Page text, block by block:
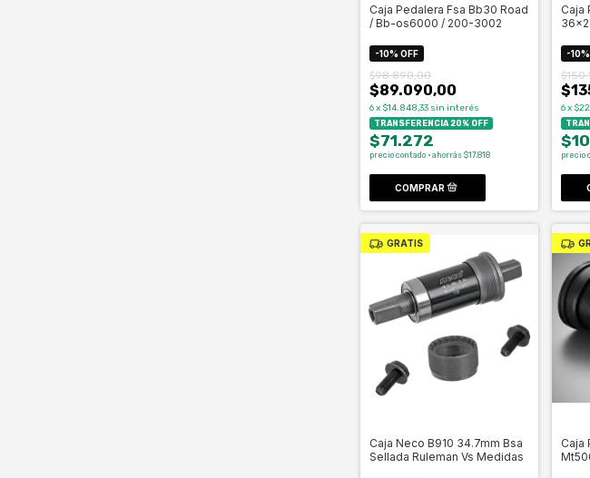
Caja Pedalera Fsa Bb30 Road
/ Bb-os6000 / 200-3002
-10% OFF
$89.090,00
$98.890,00
6x $14.848,33 sin interés
TRANSFERENCIA 20% OFF
$71.272
precio contado · ahorrás $17.818
Caja
-10
6x
precio
GRATIS
Caja Neco B910 34.7mm Bsa
Sellada Ruleman Vs Medidas
Caja